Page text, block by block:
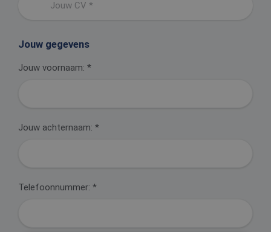
Jouw CV *
Jouw gegevens
Jouw voornaam: *
Jouw achternaam: *
Telefoonnummer: *